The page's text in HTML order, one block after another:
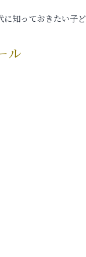
に知っておきたい子
ル